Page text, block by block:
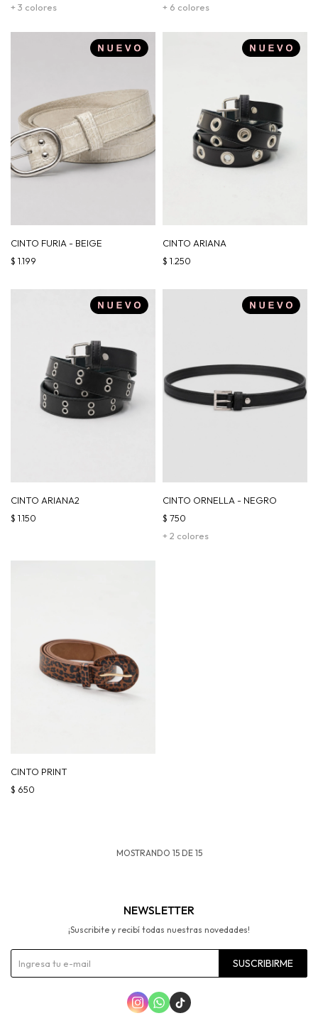
+ 3 colores + 6 colores
CINTO FURIA - BEIGE
$ 1.199
CINTO ARIANA
$ 1.250
CINTO ARIANA2
$ 1.150
CINTO ORNELLA - NEGRO
+ 2 colores
$ 750
CINTO PRINT
$ 650
MOSTRANDO 15DE 15
NEWSLETTER
¡Suscribite y recibí todas nuestras novedades!
SUSCRIBIRME
  